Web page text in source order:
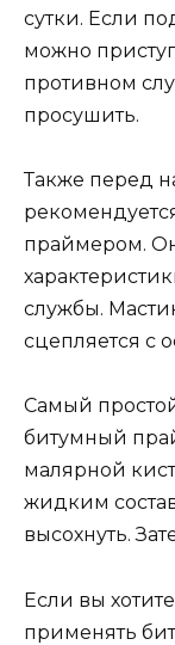
сутки. Если
можно
противном
просушить.
Также перед
праймером.
службы.
сцепляется с
Самый
битумный
малярной
жидким
высохнуть.
Если вы
применять